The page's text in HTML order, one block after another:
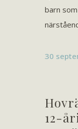
barn
30
12-